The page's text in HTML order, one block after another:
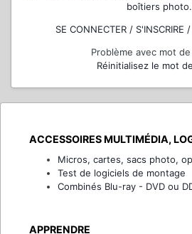
boîtiers photo.
SE CONNECTER / S'INSCRIRE
Problème avec mot
Réinitialisez le mot
ACCESSOIRES MULTIMÉDIA,
Micros, cartes, sacs photo,
Test de logiciels de montage
Combinés Blu-ray - DVD ou
APPRENDRE